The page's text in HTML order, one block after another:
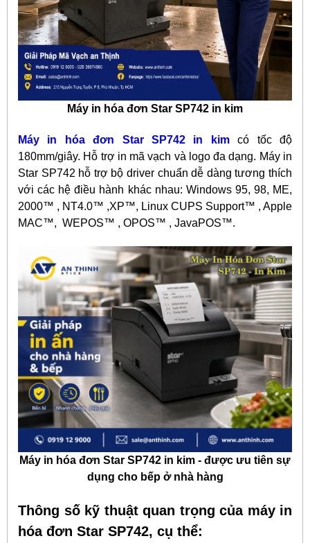
Máy in hóa đơn Star SP742 in kim
Máy in hóa đơn Star SP742 in kimcó tốc độ
180mm/giây. Hỗ trợ in mã vạch và logo đa dạng. Máy in
Star SP742 hỗ trợ bộ driver chuẩn dễ dàng tương thích
với các hệ điều hành khác nhau: Windows 95, 98, ME,
2000™ , NT4.0™ ,XP™, Linux CUPS Support™ , Apple
MAC™, WEPOS™ , OPOS™ , JavaPOS™.
Máy in hóa đơn Star SP742 in kim - được ưu tiên sự
dụng cho bếp ở nhà hàng
Thông số kỹ thuật quan trọng của máy in
hóa đơn Star SP742, cụ thể: